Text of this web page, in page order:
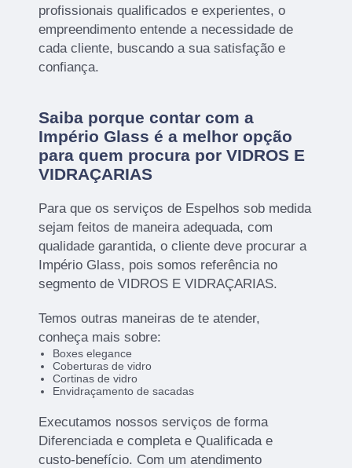
profissionais qualificados e experientes, o
empreendimento entende a necessidade de
cada cliente, buscando a sua satisfação e
confiança.
Saiba porque contar com a
Império Glass é a melhor opção
para quem procura por VIDROS E
VIDRAÇARIAS
Para que os serviços de Espelhos sob medida
sejam feitos de maneira adequada, com
qualidade garantida, o cliente deve procurar a
Império Glass, pois somos referência no
segmento de VIDROS E VIDRAÇARIAS.
Temos outras maneiras de te atender,
conheça mais sobre:
Boxes elegance
Coberturas de vidro
Cortinas de vidro
Envidraçamento de sacadas
Executamos nossos serviços de forma
Diferenciada e completa e Qualificada e
custo-benefício. Com um atendimento